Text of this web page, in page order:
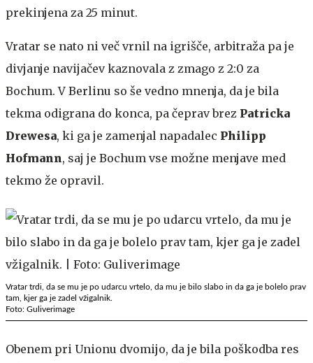
prekinjena za 25 minut.
Vratar se nato ni več vrnil na igrišče, arbitraža pa je
divjanje navijačev kaznovala z zmago z 2:0 za
Bochum. V Berlinu so še vedno mnenja, da je bila
tekma odigrana do konca, pa čeprav brez Patricka
Drewesa, ki ga je zamenjal napadalec Philipp
Hofmann, saj je Bochum vse možne menjave med
tekmo že opravil.
Vratar trdi, da se mu je po udarcu vrtelo, da mu je bilo slabo in da ga je bolelo prav
tam, kjer ga je zadel vžigalnik.
Foto: Guliverimage
Obenem pri Unionu dvomijo, da je bila poškodba res